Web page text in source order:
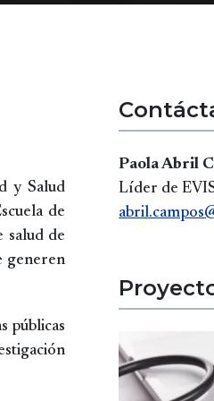
y Salud
de
salud de
generen
públicas
Paola Abril
Líder de